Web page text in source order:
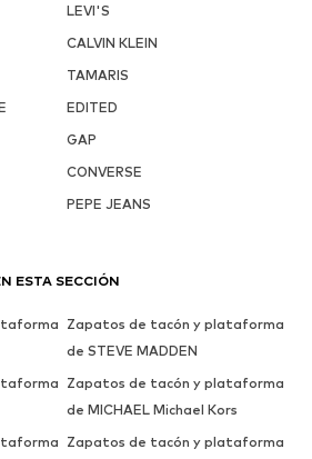
LEVI'S
CALVIN KLEIN
TAMARIS
EDITED
GAP
CONVERSE
PEPE JEANS
ESTA SECCIÓN
Zapatos de tacón y plataforma
de STEVE MADDEN
Zapatos de tacón y plataforma
de MICHAEL Michael Kors
Zapatos de tacón y plataforma